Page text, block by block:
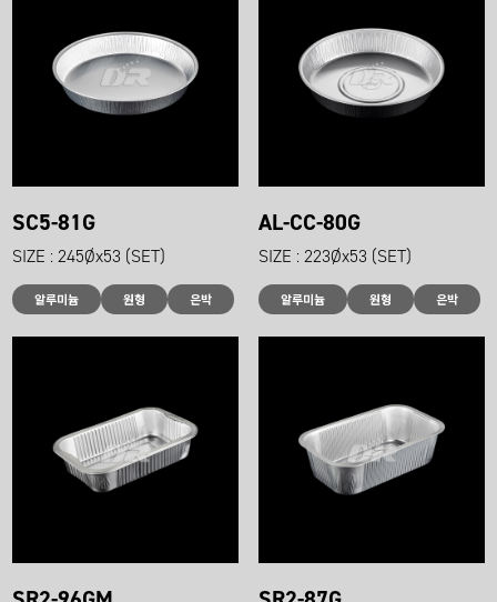
SC5-81G
SIZE : 245Øx53 (SET)
알루미늄 원형 은박
AL-CC-80G
SIZE : 223Øx53 (SET)
알루미늄 원형 은박